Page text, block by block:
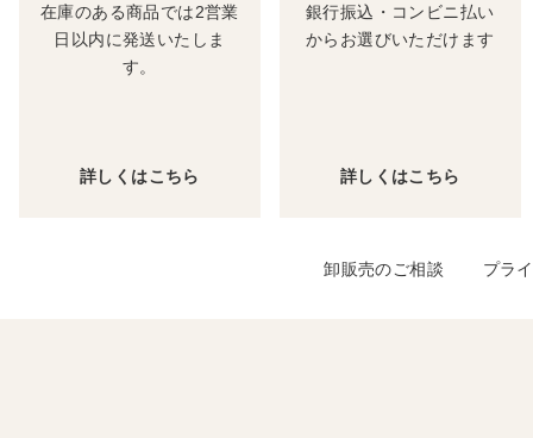
在庫のある商品では2営業
日以内に発送いたしま
す。
詳しくはこちら
銀行振込・コンビニ払い
からお選びいただけます
詳しくはこちら
卸販売のご相談 プラ